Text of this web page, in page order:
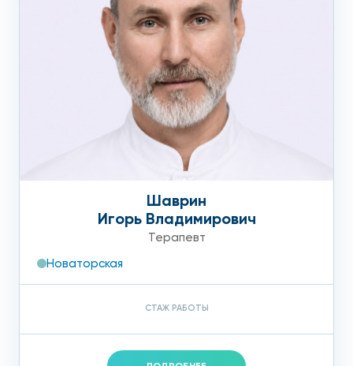
Шаврин
Игорь Владимирович
Терапевт
Новаторская
СТАЖ РАБОТЫ